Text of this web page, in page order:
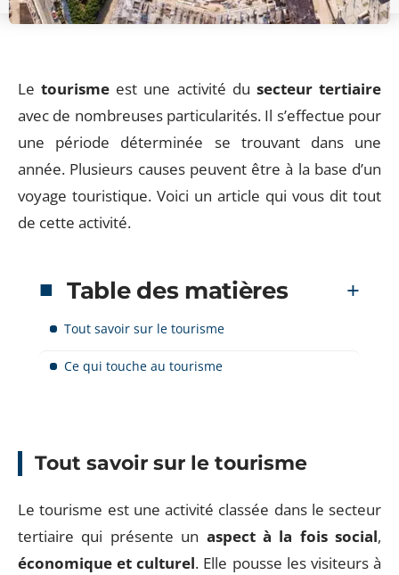
Letourisme est une activité du secteur tertiaire
avec de nombreuses particularités. Il s’effectue pour
une période déterminée se trouvant dans une
année. Plusieurs causes peuvent être à la base d’un
voyage touristique. Voici un article qui vous dit tout
de cette activité.
Table des matières
Tout savoir sur le tourisme
Ce qui touche au tourisme
Tout savoir sur le tourisme
Le tourisme est une activité classée dans le secteur
tertiaire qui présente un aspect à la fois social,
économique et culturel. Elle pousse les visiteurs à